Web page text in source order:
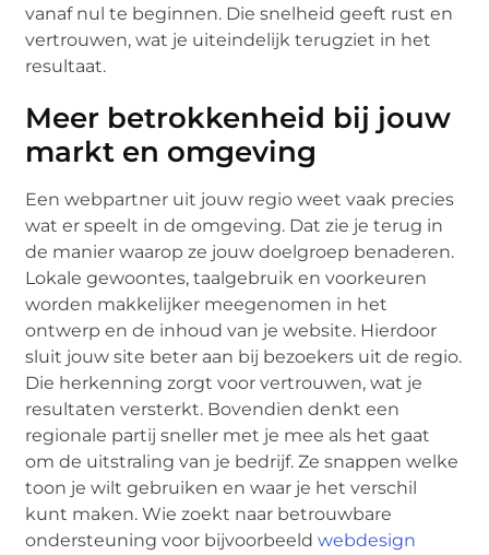
vanaf nul te beginnen. Die snelheid geeft rust en
vertrouwen, wat je uiteindelijk terugziet in het
resultaat.
Meer betrokkenheid bij jouw
markt en omgeving
Een webpartner uit jouw regio weet vaak precies
wat er speelt in de omgeving. Dat zie je terug in
de manier waarop ze jouw doelgroep benaderen.
Lokale gewoontes, taalgebruik en voorkeuren
worden makkelijker meegenomen in het
ontwerp en de inhoud van je website. Hierdoor
sluit jouw site beter aan bij bezoekers uit de regio.
Die herkenning zorgt voor vertrouwen, wat je
resultaten versterkt. Bovendien denkt een
regionale partij sneller met je mee als het gaat
om de uitstraling van je bedrijf. Ze snappen welke
toon je wilt gebruiken en waar je het verschil
kunt maken. Wie zoekt naar betrouwbare
ondersteuning voor bijvoorbeeldwebdesign